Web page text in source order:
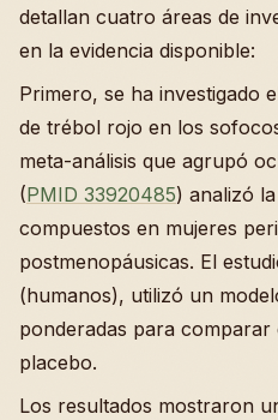
detallan cuatro áreas de
en la evidencia disponible:
Primero, se ha investigado
de trébol rojo en los
meta-análisis que agrupó
(PMID 33920485) analizó
compuestos en mujeres
postmenopáusicas. El
(humanos), utilizó un
ponderadas para
placebo.
Los resultados mostraron